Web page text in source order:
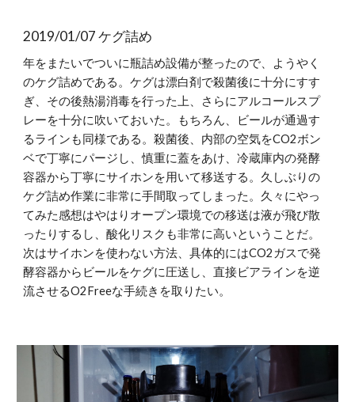
2019/01/07 ケグ詰め
年をまたいでついに瓶詰め設備が整ったので、ようやく
のケグ詰めである。ケグは漂白剤で殺菌後に十分にすす
ぎ、その後熱湯消毒を行った上、さらにアルコールスプ
レーを十分に吹いておいた。もちろん、ビールが通過す
るラインも同様である。殺菌後、内部の空気をCO2ボン
ベで丁寧にパージし、慎重に蓋をあけ、冷蔵庫内の発酵
容器から丁寧にサイホンを用いて移送する。久しぶりの
ケグ詰め作業に非常に手間取ってしまった。久々にやっ
てみた感想はやはりオープン環境での移送は液が飛び散
ったりするし、酸化リスクも非常に高いということだ。
次はサイホンを使わない方法、具体的にはCO2ガスで発
酵容器からビールをケグに圧送し、直接ビアラインを逆
流させるO2Freeな手続きを取りたい。